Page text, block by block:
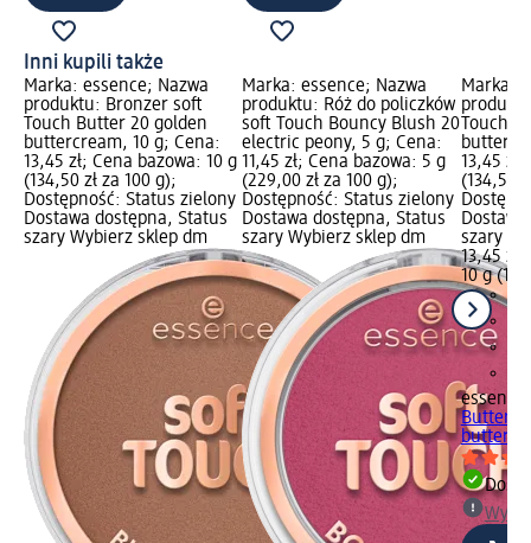
Inni kupili także
Marka: essence; Nazwa
produktu: Bronzer soft
Touch Butter 20 golden
buttercream, 10 g; Cena:
13,45 zł; Cena bazowa: 10 g
(134,50 zł za 100 g);
Dostępność: Status zielony
Dostawa dostępna, Status
szary Wybierz sklep dm
Marka: essence; Nazwa
produktu: Róż do policzków
soft Touch Bouncy Blush 20
electric peony, 5 g; Cena:
11,45 zł; Cena bazowa: 5 g
(229,00 zł za 100 g);
Dostępność: Status zielony
Dostawa dostępna, Status
szary Wybierz sklep dm
Marka:
Touch
13,45
(134,50
szary
13,45 zł
10 g
essence
Butter